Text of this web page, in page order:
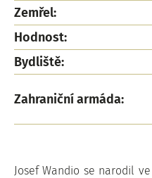
Zemřel:
Hodnost:
Bydliště:
Zahraniční armáda:
Josef Wandio se narodil